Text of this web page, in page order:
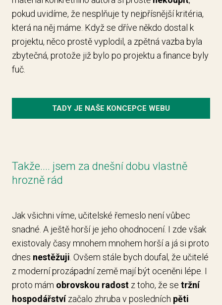
pokud uvidíme, že nesplňuje ty nejpřísnější kritéria,
která na něj máme. Když se dříve někdo dostal k
projektu, něco prostě vyplodil, a zpětná vazba byla
zbytečná, protože již bylo po projektu a finance byly
fuč.
TADY JE NAŠE KONCEPCE WEBU
Takže.... jsem za dnešní dobu vlastně
hrozně rád
Jak všichni víme, učitelské řemeslo není vůbec
snadné. A ještě horší je jeho ohodnocení. I zde však
existovaly časy mnohem mnohem horší a já si proto
dnes nestěžuji . Ovšem stále bych doufal, že učitelé
z moderní prozápadní země mají být oceněni lépe. I
proto mám obrovskou radost z toho, že se tržní
hospodářstvízačalo zhruba v posledních pěti